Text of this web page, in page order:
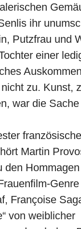
ihr
Putzfrau und
einer
zu. Kunst,
war die
Martin
den
Françoise
von weiblicher